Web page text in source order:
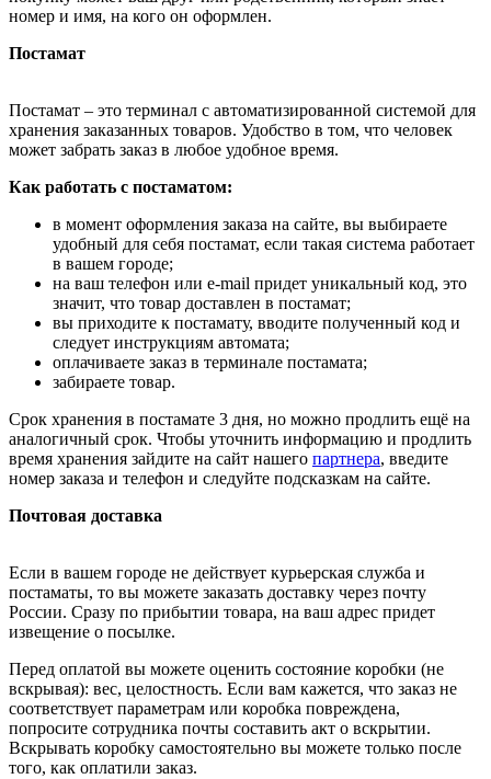
номер и имя, на кого он оформлен.
Постамат
Постамат – это терминал с автоматизированной системой для
хранения заказанных товаров. Удобство в том, что человек
может забрать заказ в любое удобное время.
Как работать с постаматом:
в момент оформления заказа на сайте, вы выбираете
удобный для себя постамат, если такая система работает
в вашем городе;
на ваш телефон или e-mail придет уникальный код, это
значит, что товар доставлен в постамат;
вы приходите к постамату, вводите полученный код и
следует инструкциям автомата;
оплачиваете заказ в терминале постамата;
забираете товар.
Срок хранения в постамате 3 дня, но можно продлить ещё на
аналогичный срок. Чтобы уточнить информацию и продлить
время хранения зайдите на сайт нашего партнера, введите
номер заказа и телефон и следуйте подсказкам на сайте.
Почтовая доставка
Если в вашем городе не действует курьерская служба и
постаматы, то вы можете заказать доставку через почту
России. Сразу по прибытии товара, на ваш адрес придет
извещение о посылке.
Перед оплатой вы можете оценить состояние коробки (не
вскрывая): вес, целостность. Если вам кажется, что заказ не
соответствует параметрам или коробка повреждена,
попросите сотрудника почты составить акт о вскрытии.
Вскрывать коробку самостоятельно вы можете только после
того, как оплатили заказ.